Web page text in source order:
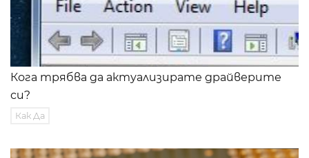
Кога трябва да актуализирате драйверите
си?
Как Да